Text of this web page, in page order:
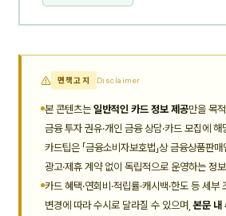
면책고지 Disclaimer
본 콘텐츠는 일반적인 카드 정보 제공만을 목
금융 투자 권유·개인 금융 상담·카드 모집에
카드팁은 「금융소비자보호법」상 금융상품판
광고·제휴 계약 없이 독립적으로 운영하는 정
카드 혜택·연회비·적립률·캐시백·한도 등 세
변경에 따라 수시로 달라질 수 있으며,본문 내